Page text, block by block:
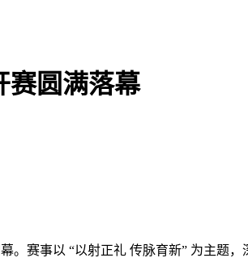
赛圆满落幕
。赛事以 “以射正礼 传脉育新” 为主题